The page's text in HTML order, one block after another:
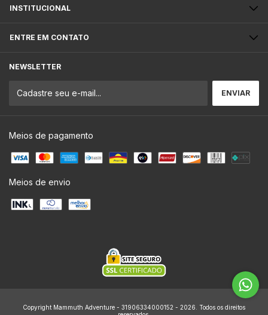
INSTITUCIONAL
ENTRE EM CONTATO
NEWSLETTER
Meios de pagamento
Meios de envio
Copyright Mammuth Adventure - 31906334000152 - 2026. Todos os direitos